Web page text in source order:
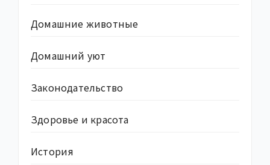
Домашние животные
Домашний уют
Законодательство
Здоровье и красота
История